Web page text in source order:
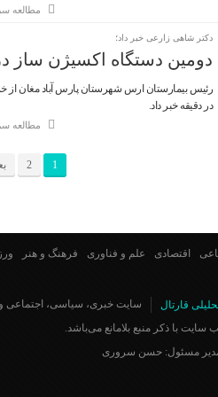
مطالعه
دکتر شاهی زارعی خبر داد؛
دومین دستگاه اکسیژن ساز
در دقیقه خبر داد.
مطالعه
1
2
اقتصادی علم و فناوری فرهنگ و هنر
سایت خبری، سیاسی، اجتماعی
سایت با ذکر منبع بلامانع می‌باشد.
مدیر مسئول: حسن سروری